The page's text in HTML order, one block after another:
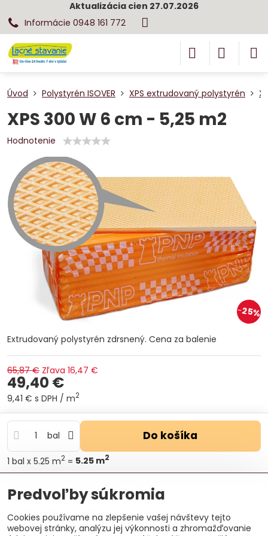
Aktualizácia cien 27.07.2026
Informácie 0948 161 772
25%
Úvod Polystyrén ISOVER XPS extrudovaný polystyrén
XPS 300 W 6 cm - 5,25 m2
Hodnotenie
Extrudovaný polystyrén zdrsnený. Cena za balenie
65,87 € Zľava 16,47 €
49,40 €
9,41 € s DPH / m2
bal Do košíka
1 bal x 5.25 m2 = 5.25 m2
Otázka k produktu
Doručenia
Výrobca:
PNP Orange Kft
Predvoľby súkromia
Cookies používame na zlepšenie vašej návštevy tejto
webovej stránky, analýzu jej výkonnosti a zhromažďovanie